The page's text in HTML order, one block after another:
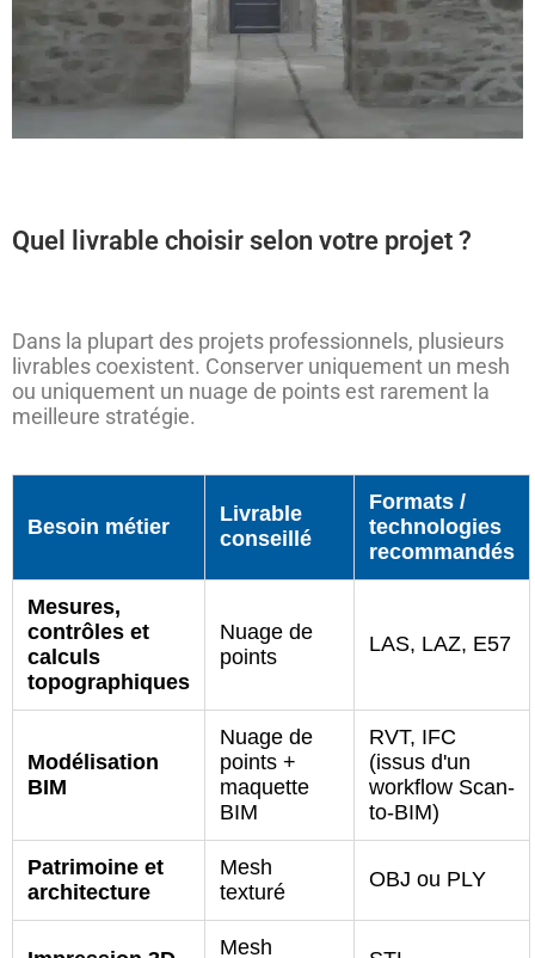
Quel livrable choisir selon votre projet ?
Dans la plupart des projets professionnels, plusieurs
livrables coexistent. Conserver uniquement un mesh
ou uniquement un nuage de points est rarement la
meilleure stratégie.
Besoin métier
Livrable
conseillé
Formats /
technologies
recommandés
Mesures,
contrôles et
calculs
topographiques
Nuage de
points
LAS, LAZ, E57
Modélisation
BIM
Nuage de
points +
maquette
BIM
RVT, IFC
(issus d'un
workflow Scan-
to-BIM)
Patrimoine et
architecture
Mesh
texturé
OBJ ou PLY
Mesh